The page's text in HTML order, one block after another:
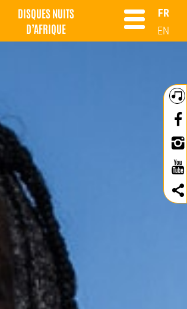
DISQUES NUITS
D’AFRIQUE
FR
EN